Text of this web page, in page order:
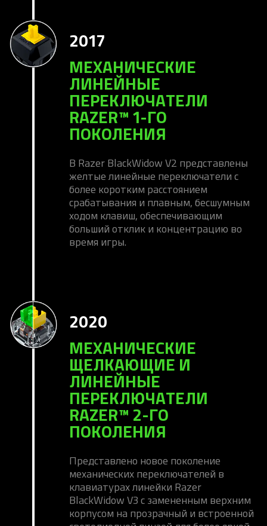
2017
МЕХАНИЧЕСКИЕ
ЛИНЕЙНЫЕ
ПЕРЕКЛЮЧАТЕЛИ
RAZER™ 1-ГО
ПОКОЛЕНИЯ
В Razer BlackWidow V2 представлены
желтые линейные переключатели с
более коротким расстоянием
срабатывания и плавным, бесшумным
ходом клавиш, обеспечивающим
больший отклик и концентрацию во
время игры.
2020
МЕХАНИЧЕСКИЕ
ЩЕЛКАЮЩИЕ И
ЛИНЕЙНЫЕ
ПЕРЕКЛЮЧАТЕЛИ
RAZER™ 2-ГО
ПОКОЛЕНИЯ
Представлено новое поколение
механических переключателей в
клавиатурах линейки Razer
BlackWidow V3 с замененным верхним
корпусом на прозрачный и встроенной